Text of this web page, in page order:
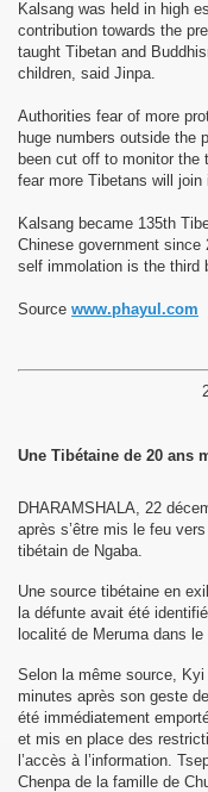
Kalsang was held in high
contribution towards the
taught Tibetan and
children, said Jinpa.
Authorities fear of more
huge numbers outside the
been cut off to monitor the
fear more Tibetans will join
Kalsang became 135th
Chinese government
self immolation is the third
Source www.phayul.com
Une Tibétaine de 20 ans
DHARAMSHALA, 22
après s’être mis le feu
tibétain de Ngaba.
Une source tibétaine en
la défunte avait été
localité de Meruma dans le
Selon la même source,
minutes après son geste
été immédiatement
et mis en place des
l’accès à l’information.
Chenpa de la famille de